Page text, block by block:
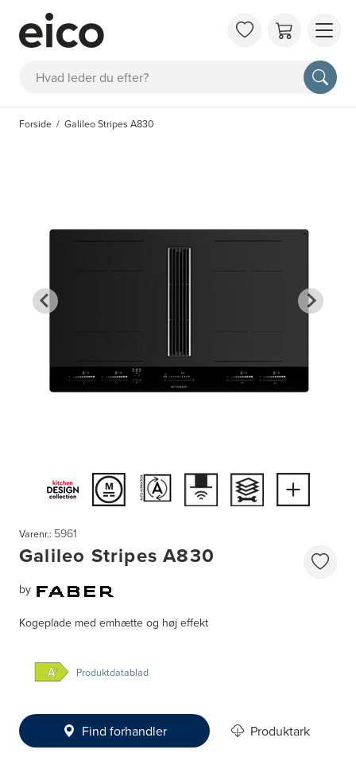
Søg
OM
FAQ
Forside Galileo Stripes A830
Varenr.: 5961
Galileo Stripes A830
by
Kogeplade med emhætte og høj effekt
Produktdatablad
Find forhandler Produktark